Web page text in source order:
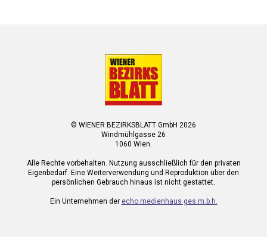
© WIENER BEZIRKSBLATT GmbH 2026
Windmühlgasse 26
1060 Wien.
Alle Rechte vorbehalten. Nutzung ausschließlich für den privaten
Eigenbedarf. Eine Weiterverwendung und Reproduktion über den
persönlichen Gebrauch hinaus ist nicht gestattet.
Ein Unternehmen der echo medienhaus ges.m.b.h.